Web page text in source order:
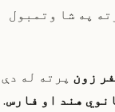
په شا وتمبول
زون پرته له دې
هند او فارس.